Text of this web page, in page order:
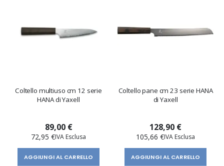
Coltello multiuso cm 12 serie
HANA di Yaxell
89,00 €
72,95 €
AGGIUNGI AL CARRELLO
Coltello pane cm 23 serie HANA
di Yaxell
128,90 €
105,66 €
AGGIUNGI AL CARRELLO